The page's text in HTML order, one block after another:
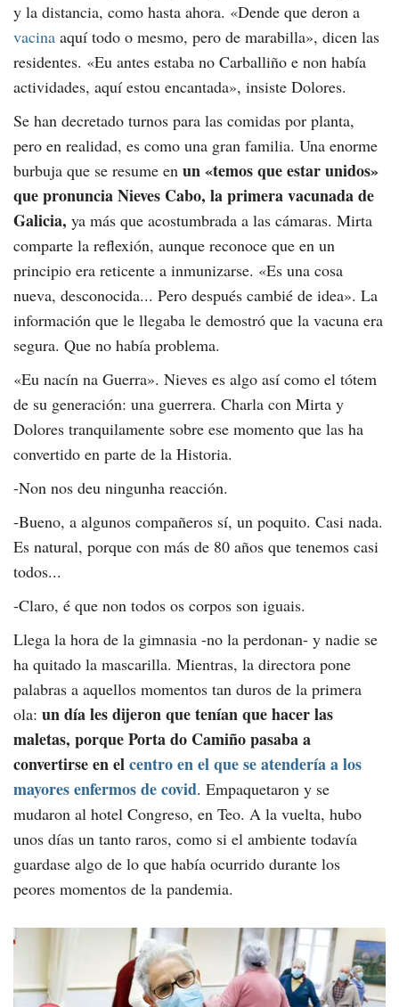
y la distancia, como hasta ahora. «Dende que deron a
vacina aquí todo o mesmo, pero de marabilla», dicen las
residentes. «Eu antes estaba no Carballiño e non había
actividades, aquí estou encantada», insiste Dolores.
Se han decretado turnos para las comidas por planta,
pero en realidad, es como una gran familia. Una enorme
burbuja que se resume en un «temos que estar unidos»
que pronuncia Nieves Cabo, la primera vacunada de
Galicia, ya más que acostumbrada a las cámaras. Mirta
comparte la reflexión, aunque reconoce que en un
principio era reticente a inmunizarse. «Es una cosa
nueva, desconocida... Pero después cambié de idea». La
información que le llegaba le demostró que la vacuna era
segura. Que no había problema.
«Eu nacín na Guerra». Nieves es algo así como el tótem
de su generación: una guerrera. Charla con Mirta y
Dolores tranquilamente sobre ese momento que las ha
convertido en parte de la Historia.
-Non nos deu ningunha reacción.
-Bueno, a algunos compañeros sí, un poquito. Casi nada.
Es natural, porque con más de 80 años que tenemos casi
todos...
-Claro, é que non todos os corpos son iguais.
Llega la hora de la gimnasia -no la perdonan- y nadie se
ha quitado la mascarilla. Mientras, la directora pone
palabras a aquellos momentos tan duros de la primera
ola: un día les dijeron que tenían que hacer las
maletas, porque Porta do Camiño pasaba a
convertirse en elcentro en el que se atendería a los
mayores enfermos de covid. Empaquetaron y se
mudaron al hotel Congreso, en Teo. A la vuelta, hubo
unos días un tanto raros, como si el ambiente todavía
guardase algo de lo que había ocurrido durante los
peores momentos de la pandemia.